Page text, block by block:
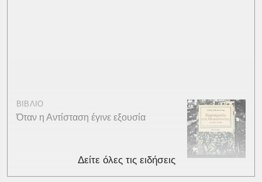
ΒΙΒΛΙΟ
Όταν η Αντίσταση έγινε εξουσία
Δείτε όλες τις ειδήσεις